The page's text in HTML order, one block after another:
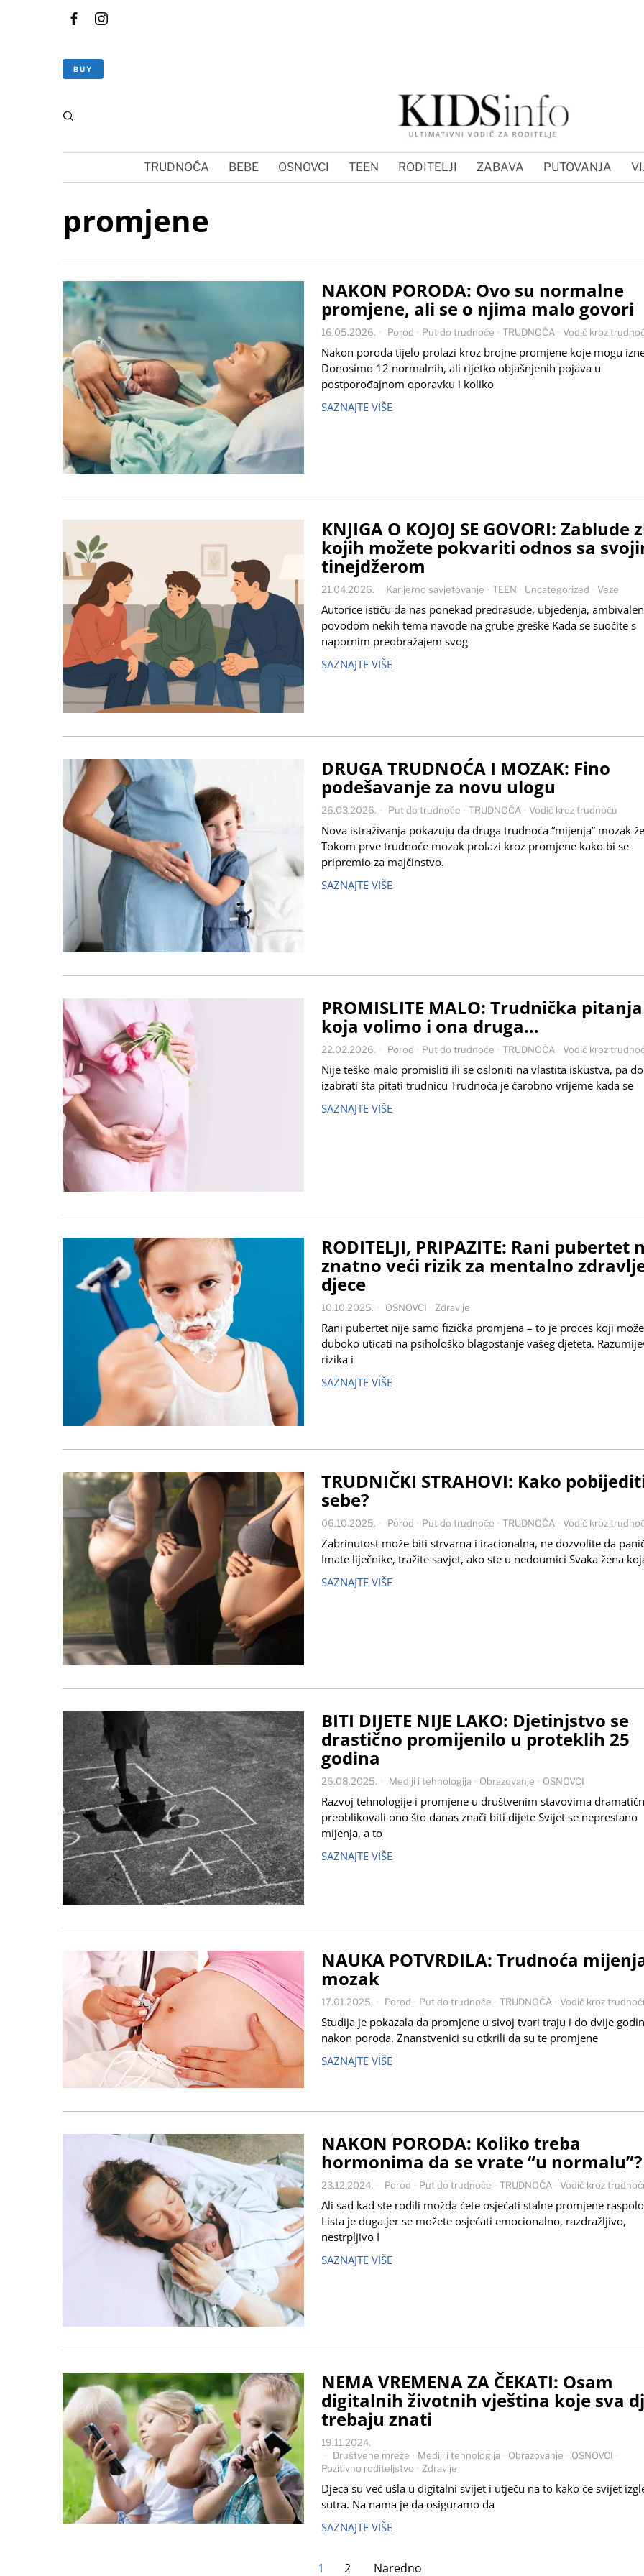
BUY
TRUDNOĆA BEBE OSNOVCI TEEN RODITELJI ZABAVA PUTOVANJA
promjene
NAKON PORODA: Ovo su normalne
promjene, ali se o njima malo govori
16.05.2026. Porod · Put do trudnoće · TRUDNOĆA · Vodič kroz
Nakon poroda tijelo prolazi kroz brojne promjene koje mogu
Donosimo 12 normalnih, ali rijetko objašnjenih pojava u
postporođajnom oporavku i koliko
SAZNAJTE VIŠE
KNJIGA O KOJOJ SE GOVORI: Zablude
kojih možete pokvariti odnos sa
tinejdžerom
21.04.2026. Karijerno savjetovanje · TEEN · Uncategorized · Veze
Autorice ističu da nas ponekad predrasude, ubjeđenja,
povodom nekih tema navode na grube greške Kada se suočite s
napornim preobražajem svog
SAZNAJTE VIŠE
DRUGA TRUDNOĆA I MOZAK: Fino
podešavanje za novu ulogu
26.03.2026. Put do trudnoće · TRUDNOĆA · Vodič kroz trudnoću
Nova istraživanja pokazuju da druga trudnoća “mijenja” mozak
Tokom prve trudnoće mozak prolazi kroz promjene kako bi se
pripremio za majčinstvo.
SAZNAJTE VIŠE
PROMISLITE MALO: Trudnička pitanja
koja volimo i ona druga…
22.02.2026. Porod · Put do trudnoće · TRUDNOĆA · Vodič kroz
Nije teško malo promisliti ili se osloniti na vlastita iskustva, pa
izabrati šta pitati trudnicu Trudnoća je čarobno vrijeme kada se
SAZNAJTE VIŠE
RODITELJI, PRIPAZITE: Rani pubertet
znatno veći rizik za mentalno
djece
10.10.2025. OSNOVCI · Zdravlje
Rani pubertet nije samo fizička promjena – to je proces koji može
duboko uticati na psihološko blagostanje vašeg djeteta.
rizika i
SAZNAJTE VIŠE
TRUDNIČKI STRAHOVI: Kako
sebe?
06.10.2025. Porod · Put do trudnoće · TRUDNOĆA · Vodič kroz
Zabrinutost može biti strvarna i iracionalna, ne dozvolite da
Imate liječnike, tražite savjet, ako ste u nedoumici Svaka žena
SAZNAJTE VIŠE
BITI DIJETE NIJE LAKO: Djetinjstvo se
drastično promijenilo u proteklih 25
godina
26.08.2025. Mediji i tehnologija · Obrazovanje · OSNOVCI
Razvoj tehnologije i promjene u društvenim stavovima
preoblikovali ono što danas znači biti dijete Svijet se neprestano
mijenja, a to
SAZNAJTE VIŠE
NAUKA POTVRDILA: Trudnoća
mozak
17.01.2025. Porod · Put do trudnoće · TRUDNOĆA · Vodič kroz
Studija je pokazala da promjene u sivoj tvari traju i do dvije
nakon poroda. Znanstvenici su otkrili da su te promjene
SAZNAJTE VIŠE
NAKON PORODA: Koliko treba
hormonima da se vrate “u normalu”?
23.12.2024. Porod · Put do trudnoće · TRUDNOĆA · Vodič kroz
Ali sad kad ste rodili možda ćete osjećati stalne promjene
Lista je duga jer se možete osjećati emocionalno, razdražljivo,
nestrpljivo I
SAZNAJTE VIŠE
NEMA VREMENA ZA ČEKATI: Osam
digitalnih životnih vještina koje sva
trebaju znati
19.11.2024.
Društvene mreže · Mediji i tehnologija · Obrazovanje · OSNOVCI ·
Pozitivno roditeljstvo · Zdravlje
Djeca su već ušla u digitalni svijet i utječu na to kako će svijet
sutra. Na nama je da osiguramo da
SAZNAJTE VIŠE
1 2 Naredno